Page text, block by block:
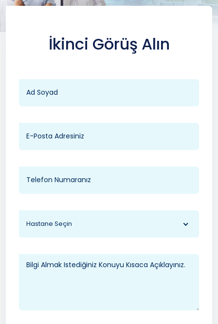
İkinci Görüş Alın
Hastane Seçin